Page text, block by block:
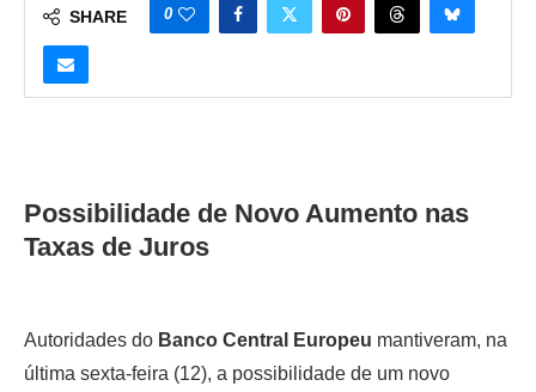
SHARE 0
Possibilidade de Novo Aumento nas
Taxas de Juros
Autoridades do Banco Central Europeu mantiveram, na
última sexta-feira (12), a possibilidade de um novo